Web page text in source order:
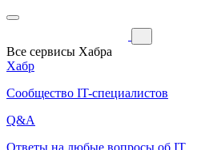
Все сервисы Хабра
Хабр
Сообщество IT-специалистов
Q&A
Ответы на любые вопросы об IT